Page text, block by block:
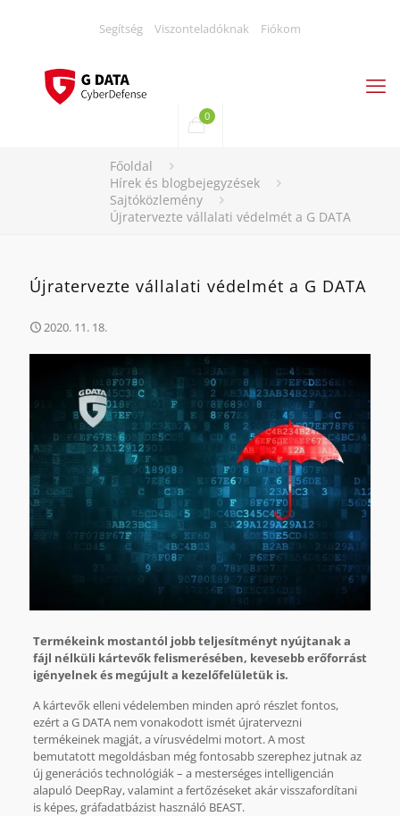
Segítség Viszonteladóknak Fiókom
0
Főoldal
Hírek és blogbejegyzések
Sajtóközlemény
Újratervezte vállalati védelmét a G DATA
Újratervezte vállalati védelmét a G DATA
2020. 11. 18.
Termékeink mostantól jobb teljesítményt nyújtanak a
fájl nélküli kártevők felismerésében, kevesebb erőforrást
igényelnek és megújult a kezelőfelületük is.
A kártevők elleni védelemben minden apró részlet fontos,
ezért a G DATA nem vonakodott ismét újratervezni
termékeinek magját, a vírusvédelmi motort. A most
bemutatott megoldásban még fontosabb szerephez jutnak az
új generációs technológiák – a mesterséges intelligencián
alapuló DeepRay, valamint a fertőzéseket akár visszafordítani
is képes, gráfadatbázist használó BEAST.